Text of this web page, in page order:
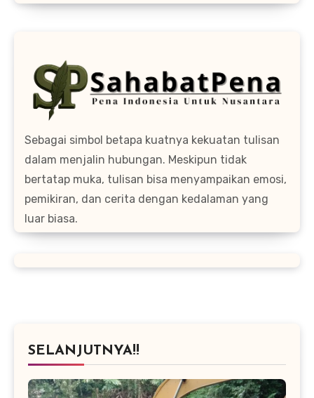
Sebagai simbol betapa kuatnya kekuatan tulisan
dalam menjalin hubungan. Meskipun tidak
bertatap muka, tulisan bisa menyampaikan emosi,
pemikiran, dan cerita dengan kedalaman yang
luar biasa.
SELANJUTNYA!!